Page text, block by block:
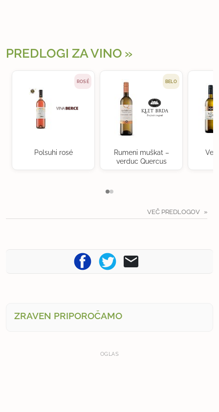
PREDLOGI ZA VINO
ROSÉ
Polsuhi rosé
BELO
Rumeni muškat –
verduc Quercus
VEČ PREDLOGOV
ZRAVEN PRIPOROČAMO
OGLAS